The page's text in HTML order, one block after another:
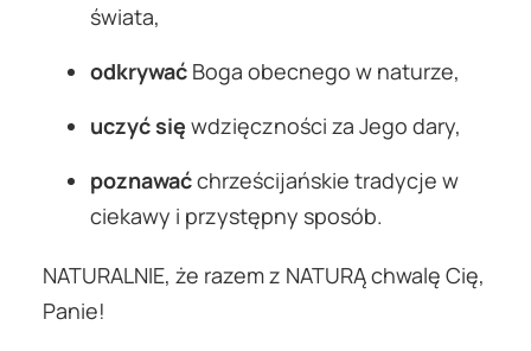
świata,
odkrywać Boga obecnego w naturze,
uczyć się wdzięczności za Jego dary,
poznawaćchrześcijańskie tradycje w
ciekawy i przystępny sposób.
NATURALNIE, że razem z NATURĄ chwalę Cię,
Panie!